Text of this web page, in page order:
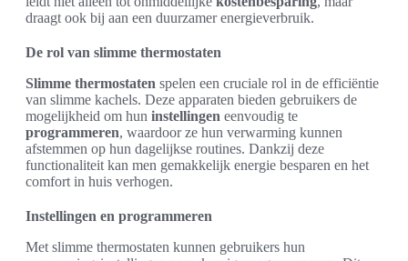
draagt ook bij aan een duurzamer energieverbruik.
De rol van slimme thermostaten
Slimme thermostaten spelen een cruciale rol in de efficiëntie
van slimme kachels. Deze apparaten bieden gebruikers de
mogelijkheid om hun instellingen eenvoudig te
programmeren, waardoor ze hun verwarming kunnen
afstemmen op hun dagelijkse routines. Dankzij deze
functionaliteit kan men gemakkelijk energie besparen en het
comfort in huis verhogen.
Instellingen en programmeren
Met slimme thermostaten kunnen gebruikers hun